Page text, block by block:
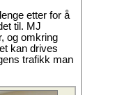
etter for å
til. MJ
og omkring
kan drives
trafikk man